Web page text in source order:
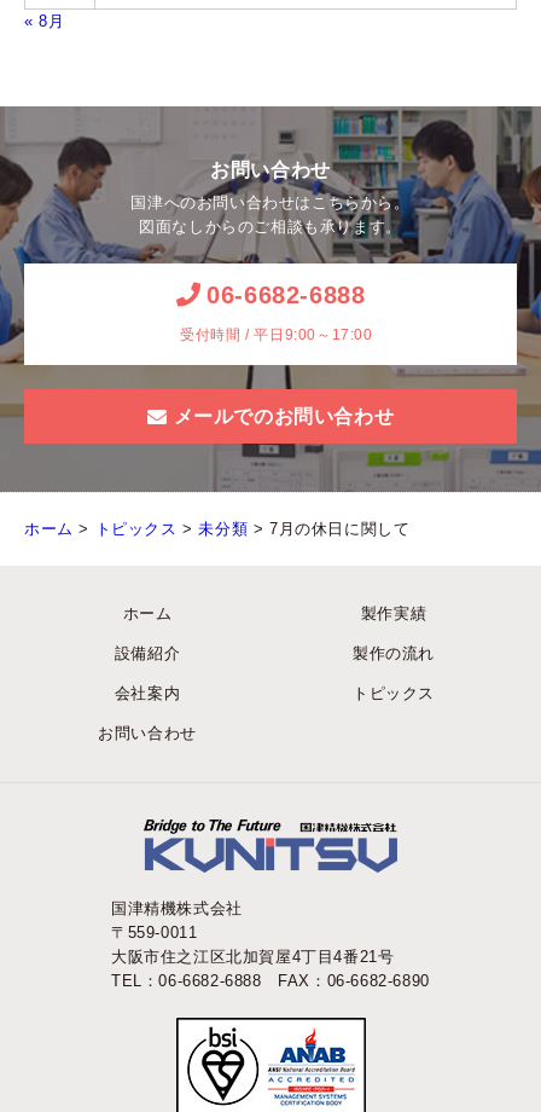
« 8月
お問い合わせ
国津へのお問い合わせはこちらから。
図面なしからのご相談も承ります。
06-6682-6888
受付時間 / 平日9:00～17:00
メールでのお問い合わせ
ホーム > トピックス >未分類 >7月の休日に関して
ホーム 製作実績
設備紹介 製作の流れ
会社案内 トピックス
お問い合わせ
国津精機株式会社
〒559-0011
大阪市住之江区北加賀屋4丁目4番21号
TEL：06-6682-6888 FAX：06-6682-6890